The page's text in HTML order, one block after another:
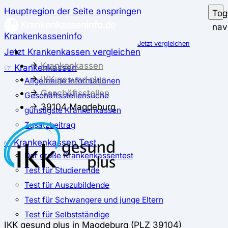
Hauptregion der Seite anspringen
Krankenkasseninfo
Jetzt Krankenkassen vergleichen
☞ Krankenkassen
Allgemeine Informationen
Geschäftsstellensuche
günstigste Krankenkassen
Zusatzbeitrag
✅ Krankenkassen Test
Der große Krankenkassentest
Test für Studierende
Test für Auszubildende
Test für Schwangere und junge Eltern
Test für Selbstständige
Jetzt vergleichen
Krankenkassen
IKK gesund plus
Geschäftsstellen
39104 Magdeburg
IKK gesund plus in Magdeburg (PLZ 39104)